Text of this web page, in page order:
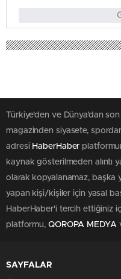
Türkiye'den ve Dünya’dan
magazinden siyasete,
adresi HaberHaber
kaynak gösterilmeden alıntı
olarak kopyalanamaz, başka
yapan kişi/kişiler için yasal
HaberHaber'i tercih ettiğiniz
platformu, QOROPA MEDYA
SAYFALAR